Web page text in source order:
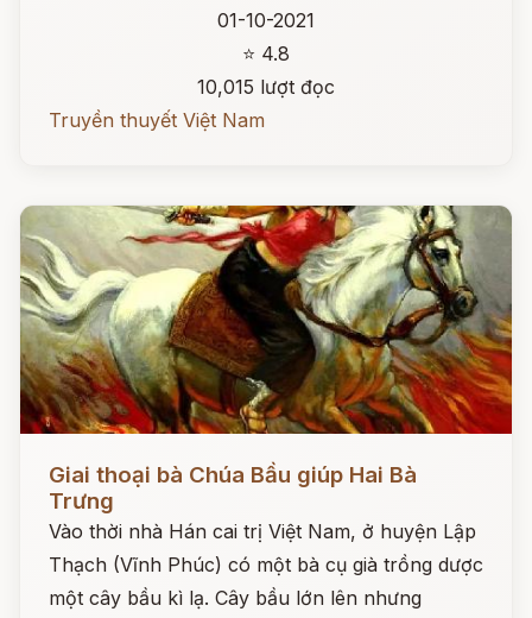
01-10-2021
⭐ 4.8
10,015 lượt đọc
Truyền thuyết Việt Nam
Giai thoại bà Chúa Bầu giúp Hai Bà
Trưng
Vào thời nhà Hán cai trị Việt Nam, ở huyện Lập
Thạch (Vĩnh Phúc) có một bà cụ già trồng dược
một cây bầu kì lạ. Cây bầu lớn lên nhưng